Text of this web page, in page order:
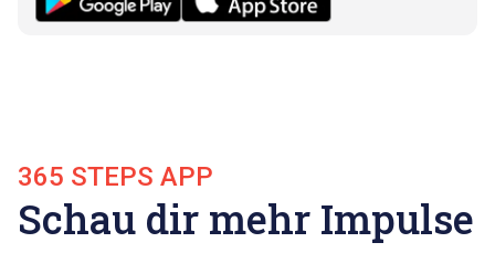
365 STEPS APP
Schau dir mehr Impulse